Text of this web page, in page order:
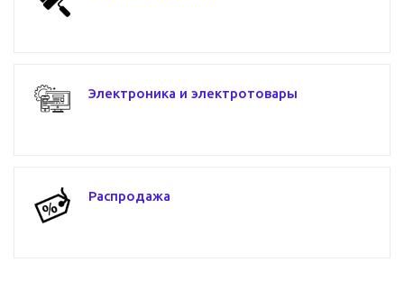
Электроника и электротовары
Распродажа